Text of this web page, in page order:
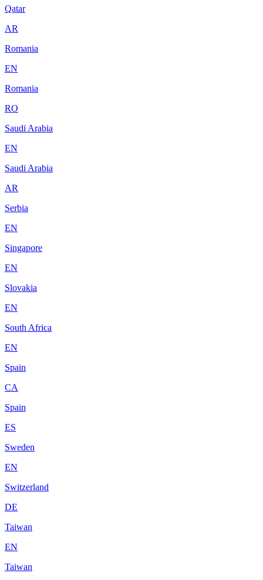
Qatar
AR
Romania
EN
Romania
RO
Saudi Arabia
EN
Saudi Arabia
AR
Serbia
EN
Singapore
EN
Slovakia
EN
South Africa
EN
Spain
CA
Spain
ES
Sweden
EN
Switzerland
DE
Taiwan
EN
Taiwan